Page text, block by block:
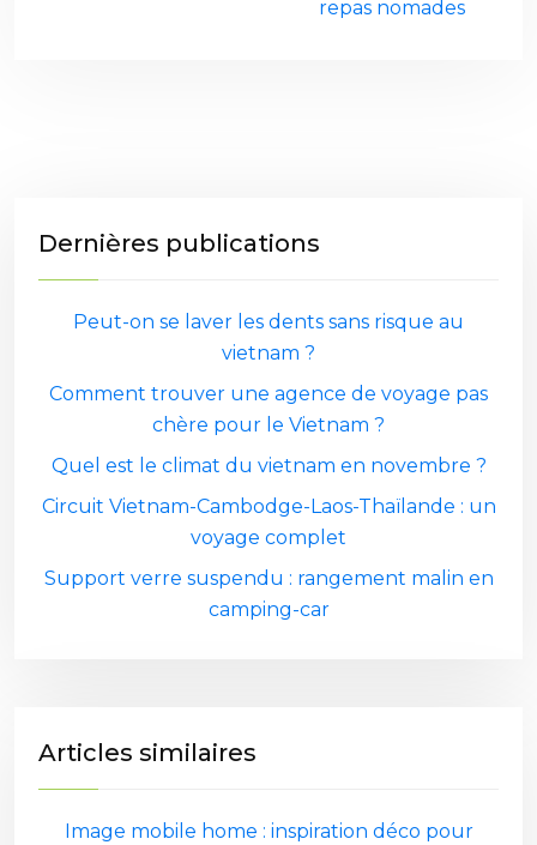
repas nomades
Dernières publications
Peut-on se laver les dents sans risque au
vietnam ?
Comment trouver une agence de voyage pas
chère pour le Vietnam ?
Quel est le climat du vietnam en novembre ?
Circuit Vietnam-Cambodge-Laos-Thaïlande : un
voyage complet
Support verre suspendu : rangement malin en
camping-car
Articles similaires
Image mobile home : inspiration déco pour